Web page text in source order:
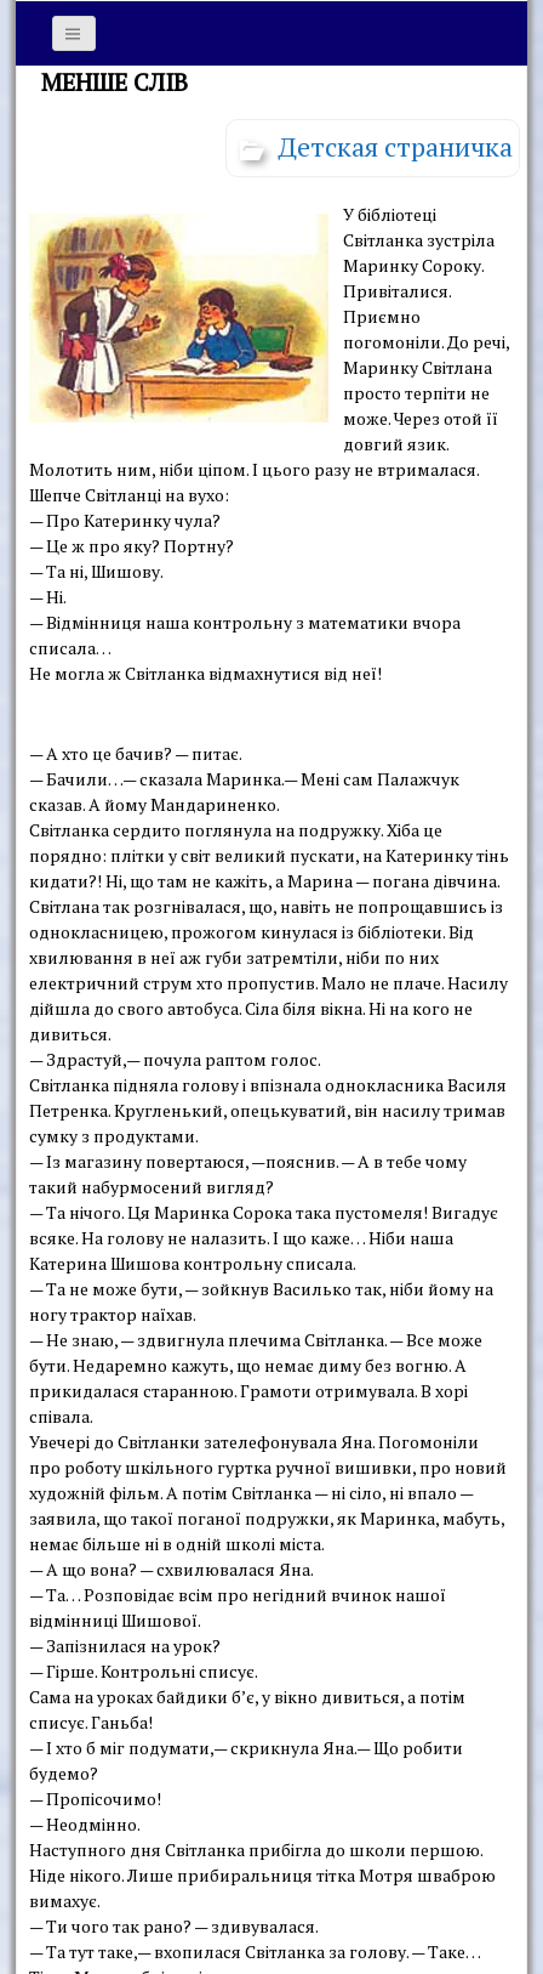
МЕНШЕ СЛІВ
Детская страничка
У бібліотеці
Світланка зустріла
Маринку Сороку.
Привіталися.
Приємно
погомоніли. До речі,
Маринку Світлана
просто терпіти не
може. Через отой її
довгий язик.
Молотить ним, ніби ціпом. І цього разу не втрималася.
Шепче Світланці на вухо:
— Про Катеринку чула?
— Це ж про яку? Портну?
— Та ні, Шишову.
— Ні.
— Відмінниця наша контрольну з математики вчора
списала…
Не могла ж Світланка відмахнутися від неї!
— А хто це бачив? — питає.
— Бачили…— сказала Маринка.— Мені сам Палажчук
сказав. А йому Мандариненко.
Світланка сердито поглянула на подружку. Хіба це
порядно: плітки у світ великий пускати, на Катеринку тінь
кидати?! Ні, що там не кажіть, а Марина — погана дівчина.
Світлана так розгнівалася, що, навіть не попрощавшись із
однокласницею, прожогом кинулася із бібліотеки. Від
хвилювання в неї аж губи затремтіли, ніби по них
електричний струм хто пропустив. Мало не плаче. Насилу
дійшла до свого автобуса. Сіла біля вікна. Ні на кого не
дивиться.
— Здрастуй,— почула раптом голос.
Світланка підняла голову і впізнала однокласника Василя
Петренка. Кругленький, опецькуватий, він насилу тримав
сумку з продуктами.
— Із магазину повертаюся, —пояснив. — А в тебе чому
такий набурмосений вигляд?
— Та нічого. Ця Маринка Сорока така пустомеля! Вигадує
всяке. На голову не налазить. І що каже… Ніби наша
Катерина Шишова контрольну списала.
— Та не може бути, — зойкнув Василько так, ніби йому на
ногу трактор наїхав.
— Не знаю, — здвигнула плечима Світланка. — Все може
бути. Недаремно кажуть, що немає диму без вогню. А
прикидалася старанною. Грамоти отримувала. В хорі
співала.
Увечері до Світланки зателефонувала Яна. Погомоніли
про роботу шкільного гуртка ручної вишивки, про новий
художній фільм. А потім Світланка — ні сіло, ні впало —
заявила, що такої поганої подружки, як Маринка, мабуть,
немає більше ні в одній школі міста.
— А що вона? — схвилювалася Яна.
— Та… Розповідає всім про негідний вчинок нашої
відмінниці Шишової.
— Запізнилася на урок?
— Гірше. Контрольні списує.
Сама на уроках байдики б’є, у вікно дивиться, а потім
списує. Ганьба!
— І хто б міг подумати,— скрикнула Яна.— Що робити
будемо?
— Пропісочимо!
— Неодмінно.
Наступного дня Світланка прибігла до школи першою.
Ніде нікого. Лише прибиральниця тітка Мотря шваброю
вимахує.
— Ти чого так рано? — здивувалася.
— Та тут таке,— вхопилася Світланка за голову. — Таке…